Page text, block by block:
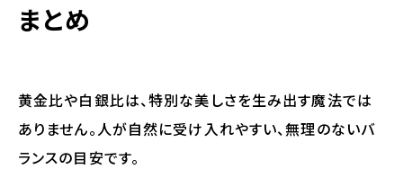
まとめ
黄金比や白銀比は、特別な美しさを生み出す魔法では
ありません。人が自然に受け入れやすい、無理のないバ
ランスの目安です。